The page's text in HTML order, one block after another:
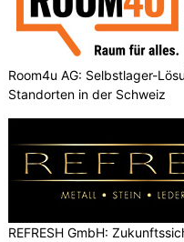
Room4u AG: Selbstlager-
Standorten in der Schweiz
REFRESH GmbH: